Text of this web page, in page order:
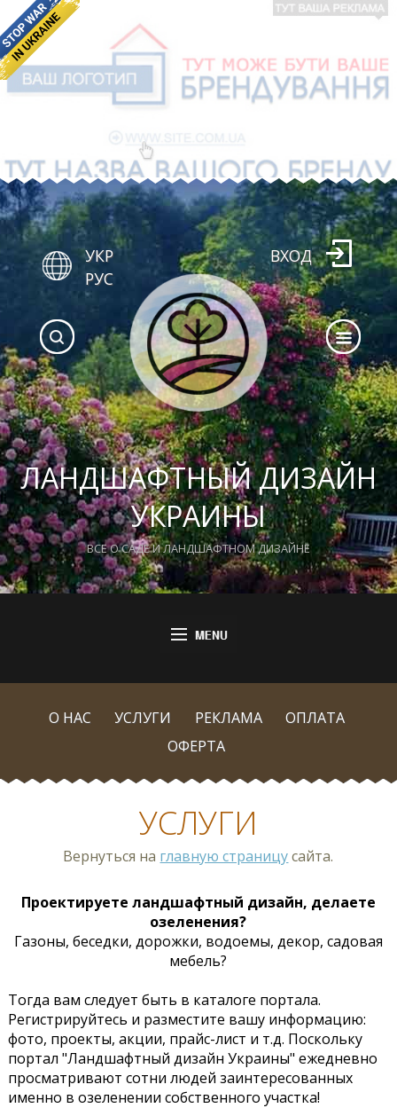
ЛАНДШАФТНЫЙ ДИЗАЙН
УКРАИНЫ
ВСЕ О САДЕ И ЛАНДШАФТНОМ ДИЗАЙНЕ
УКР
РУС
ВХОД
О НАС УСЛУГИ РЕКЛАМА
ОПЛАТА
ОФЕРТА
УСЛУГИ
Вернуться на главную страницусайта.
Проектируете ландшафтный дизайн, делаете
озеленения?
Газоны, беседки, дорожки, водоемы, декор, садовая
мебель?
Тогда вам следует быть в каталоге портала.
Регистрируйтесь и разместите вашу информацию:
фото, проекты, акции, прайс-лист и т.д. Поскольку
портал "Ландшафтный дизайн Украины" ежедневно
просматривают сотни людей заинтересованных
именно в озеленении собственного участка!